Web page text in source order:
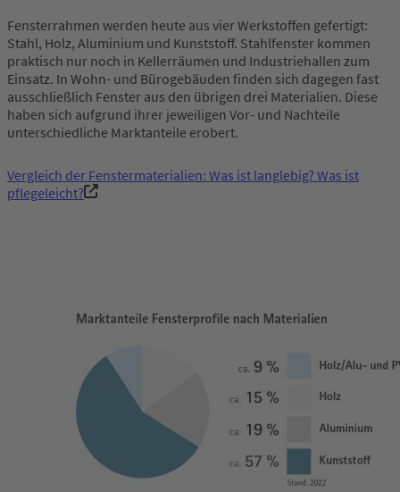
Fensterrahmen werden heute aus vier Werkstoffen gefertigt:
Stahl, Holz, Aluminium und Kunststoff. Stahlfenster kommen
praktisch nur noch in Kellerräumen und Industriehallen zum
Einsatz. In Wohn- und Bürogebäuden finden sich dagegen fast
ausschließlich Fenster aus den übrigen drei Materialien. Diese
haben sich aufgrund ihrer jeweiligen Vor- und Nachteile
unterschiedliche Marktanteile erobert.
Vergleich der Fenstermaterialien: Was ist langlebig? Was ist
pflegeleicht?